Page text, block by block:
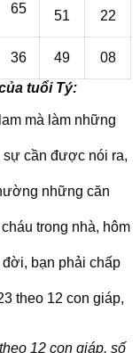
65 51 22
36 49
08
tuổi Tý:
mà làm những
sự cần được nói ra,
những căn
trong nhà, hôm
bạn phải chấp
12 con giáp, số